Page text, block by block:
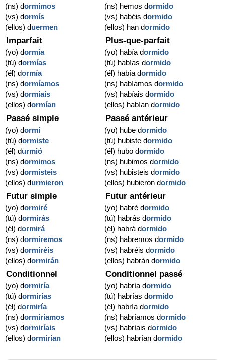
(ns) dormimos
(vs) dormís
(ellos) duermen
(ns) hemos dormido
(vs) habéis dormido
(ellos) han dormido
Imparfait
(yo) dormía
(tú) dormías
(él) dormía
(ns) dormíamos
(vs) dormíais
(ellos) dormían
Plus-que-parfait
(yo) había dormido
(tú) habías dormido
(él) había dormido
(ns) habíamos dormido
(vs) habíais dormido
(ellos) habían dormido
Passé simple
(yo) dormí
(tú) dormiste
(él) durmió
(ns) dormimos
(vs) dormisteis
(ellos) durmieron
Passé antérieur
(yo) hube dormido
(tú) hubiste dormido
(él) hubo dormido
(ns) hubimos dormido
(vs) hubisteis dormido
(ellos) hubieron dormido
Futur simple
(yo) dormiré
(tú) dormirás
(él) dormirá
(ns) dormiremos
(vs) dormiréis
(ellos) dormirán
Futur antérieur
(yo) habré dormido
(tú) habrás dormido
(él) habrá dormido
(ns) habremos dormido
(vs) habréis dormido
(ellos) habrán dormido
Conditionnel
(yo) dormiría
(tú) dormirías
(él) dormiría
(ns) dormiríamos
(vs) dormiríais
(ellos) dormirían
Conditionnel passé
(yo) habría dormido
(tú) habrías dormido
(él) habría dormido
(ns) habríamos dormido
(vs) habríais dormido
(ellos) habrían dormido